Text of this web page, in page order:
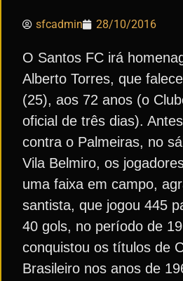
sfcadmin 28/10/2016
O Santos FC irá
Alberto Torres, que
(25), aos 72 anos (o
oficial de três dias).
contra o Palmeiras, no
Vila Belmiro, os
uma faixa em campo,
santista, que jogou 445
40 gols, no período de
conquistou os títulos de
Brasileiro nos anos de